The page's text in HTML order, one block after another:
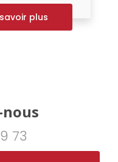
plus
73